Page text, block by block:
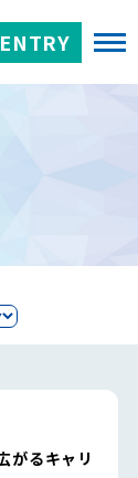
ENTRY
がるキャリ